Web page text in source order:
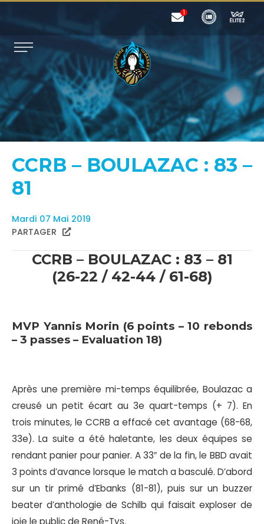
CCRB – BOULAZAC : 83 –
81
Mardi 07 Mai 2019
PARTAGER
CCRB – BOULAZAC : 83 – 81
(26-22 / 42-44 / 61-68)
MVP Yannis Morin (6 points – 10 rebonds
– 3 passes – Evaluation 18)
Après une première mi-temps équilibrée, Boulazac a
creusé un petit écart au 3e quart-temps (+ 7). En
trois minutes, le CCRB a effacé cet avantage (68-68,
33e). La suite a été haletante, les deux équipes se
rendant panier pour panier. A 33″ de la fin, le BBD avait
3 points d’avance lorsque le match a basculé. D’abord
sur un tir primé d’Ebanks (81-81), puis sur un buzzer
beater d’anthologie de Schilb qui faisait exploser de
joie le public de René-Tys.